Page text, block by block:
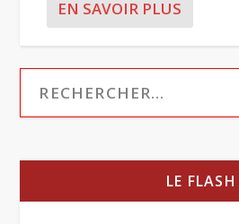
EN SAVOIR PLUS
LE FLASH